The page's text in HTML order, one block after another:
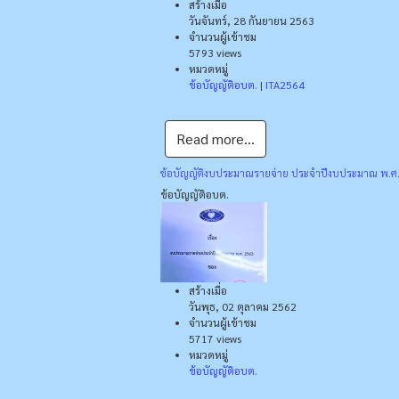
สร้างเมื่อ
วันจันทร์, 28 กันยายน 2563
จำนวนผู้เข้าชม
5793 views
หมวดหมู่
ข้อบัญญัติอบต. | ITA2564
Read more...
ข้อบัญญัติงบประมาณรายจ่าย ประจำปีงบประมาณ พ.
ข้อบัญญัติอบต.
สร้างเมื่อ
วันพุธ, 02 ตุลาคม 2562
จำนวนผู้เข้าชม
5717 views
หมวดหมู่
ข้อบัญญัติอบต.